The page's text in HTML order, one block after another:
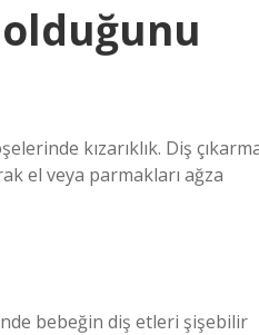
kızarıklık. Diş
el veya parmakları ağza
bebeğin diş etleri şişebilir